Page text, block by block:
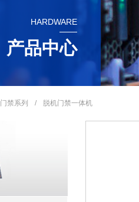
HARDWARE
产品中心
门禁系列 / 脱机门禁一体机